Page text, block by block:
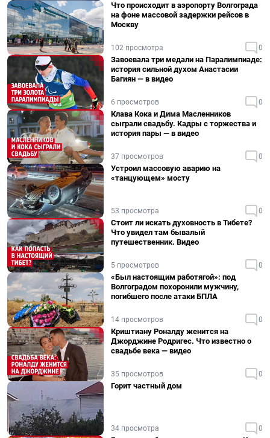
Что происходит в аэропорту Волгограда
на фоне массовой задержки рейсов в
Москву
102 просмотра 0
Завоевала три медали на Паралимпиаде:
история сильной духом Анастасии
Багиян — в видео
6 просмотров 0
Клава Кока и Дима Масленников
сыграли свадьбу. Кадры с торжества и
история пары — в видео
37 просмотров 0
Устроил массовую аварию на
«танцующем» мосту
53 просмотра 0
Стоит ли искать духовность в Тибете?
Что увидел там бывалый
путешественник. Видео
5 просмотров 0
«Был настоящим работягой»: под
Волгоградом похоронили мужчину,
погибшего после атаки БПЛА
14 просмотров 0
Криштиану Роналду женится на
Джорджине Родригес. Что известно о
свадьбе века — видео
35 просмотров 0
Горит частный дом
34 просмотра 0